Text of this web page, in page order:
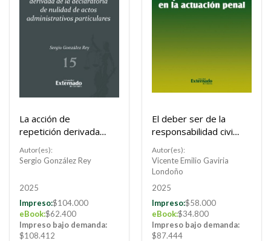
La acción de
repetición derivada
de la declaratoria de
nulidad de actos
particulares
Autor(es):
Sergio González Rey
2025
Impreso:$104.000
eBook:$62.400
Impreso bajo demanda:
$108.412
El deber ser de la
responsabilidad civil
en la actuación penal
Autor(es):
Vicente Emilio Gaviria
Londoño
2025
Impreso:$58.000
eBook:$34.800
Impreso bajo demanda:
$87.444